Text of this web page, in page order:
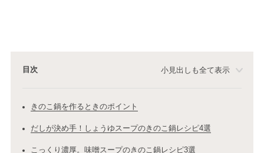
目次 小見出しも全て表示
きのこ鍋を作るときのポイント
だしが決め手！しょうゆスープのきのこ鍋レシピ4選
こっくり濃厚。味噌スープのきのこ鍋レシピ3選